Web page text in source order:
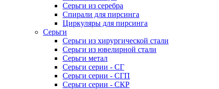
Серьги из серебра
Спирали для пирсинга
Циркуляры для пирсинга
Серьги
Серьги из хирургической стали
Серьги из ювелирной стали
Серьги метал
Серьги серии - СГ
Серьги серии - СГП
Серьги серии - СКР